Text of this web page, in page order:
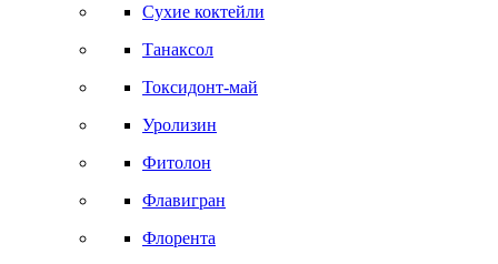
Сухие коктейли
Танаксол
Токсидонт-май
Уролизин
Фитолон
Флавигран
Флорента